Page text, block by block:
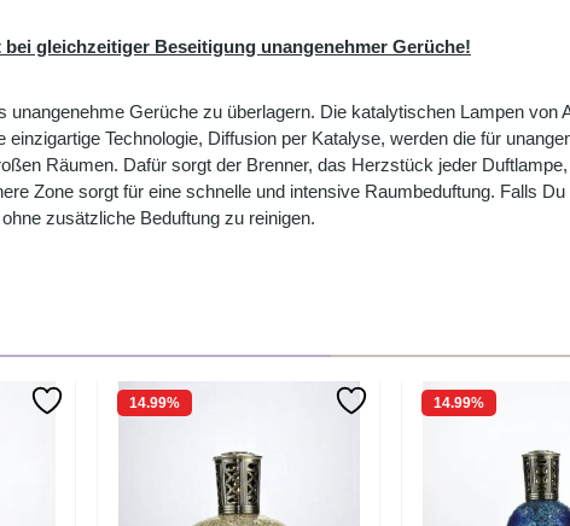
gleichzeitiger Beseitigung unangenehmer Gerüche!
Gerüche zu überlagern. Die katalytischen Lampen
Technologie, Diffusion per Katalyse, werden die für
Räumen. Dafür sorgt der Brenner, das Herzstück jeder
Zone sorgt für eine schnelle und intensive Raumbeduftung. Falls
zusätzliche Beduftung zu reinigen.
14.99% 14.99%